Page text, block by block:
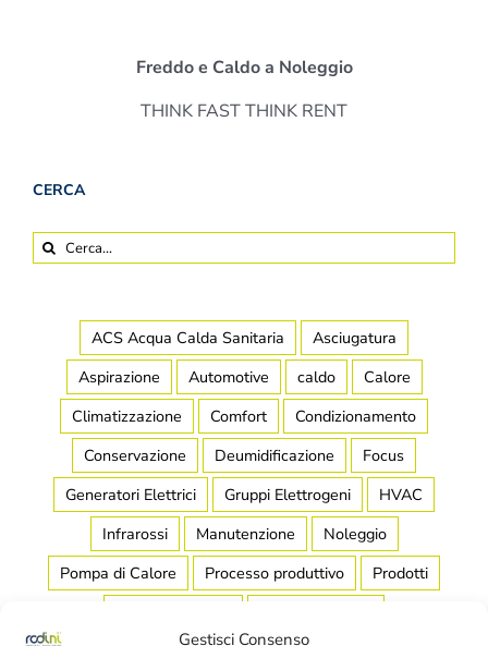
Gestisci Consenso
Freddo e Caldo a Noleggio
THINK FAST THINK RENT
CERCA
Cerca
per:
ACS Acqua Calda Sanitaria
Asciugatura
Aspirazione
Automotive caldo
Calore
Climatizzazione
Comfort
Condizionamento
Conservazione
Deumidificazione
Focus
Generatori Elettrici
Gruppi Elettrogeni
HVAC
Infrarossi
Manutenzione
Noleggio
Pompa di Calore
Processo produttivo
Prodotti